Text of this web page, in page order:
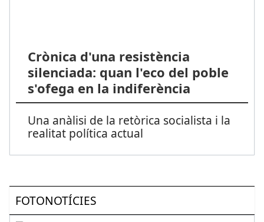
Crònica d'una resistència
silenciada: quan l'eco del poble
s'ofega en la indiferència
Una anàlisi de la retòrica socialista i la
realitat política actual
FOTONOTÍCIES